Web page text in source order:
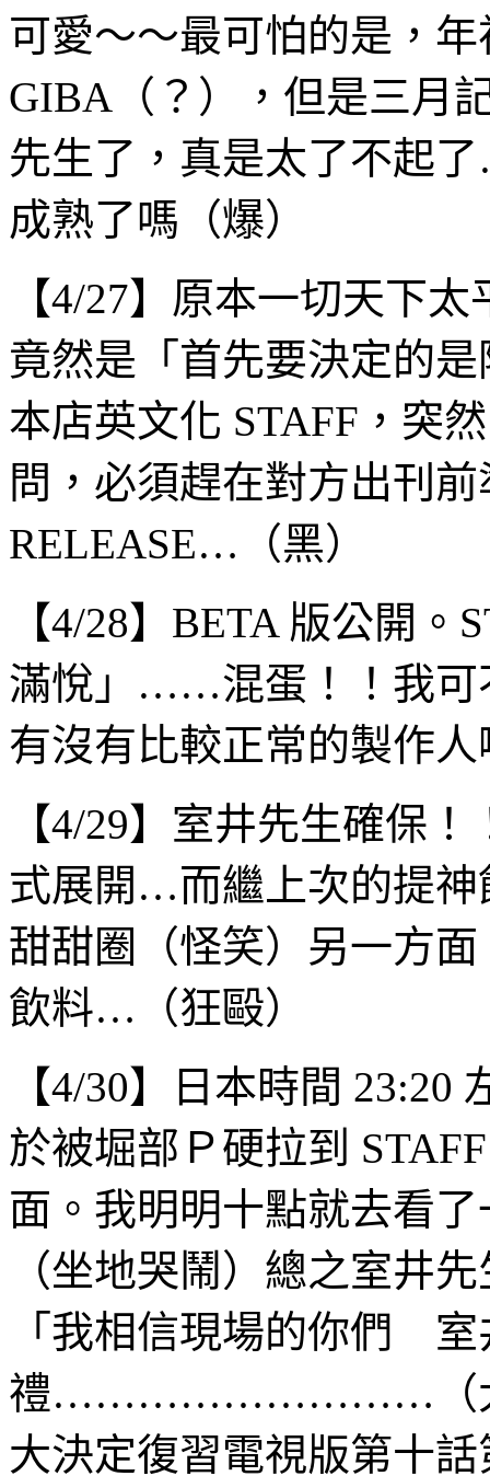
可愛～～最可怕的是，
GIBA（？），但是三月
先生了，真是太了不起
成熟了嗎（爆）
【4/27】原本一切天下
竟然是「首先要決定的
本店英文化 STAFF，突
問，必須趕在對方出刊前
RELEASE…（黑）
【4/28】BETA 版公開
滿悅」……混蛋！！我可
有沒有比較正常的製作
【4/29】室井先生確保
式展開…而繼上次的提神
甜甜圈（怪笑）另一方
飲料…（狂毆）
【4/30】日本時間
於被堀部Ｐ硬拉到
面。我明明十點就去看
（坐地哭鬧）總之室井
「我相信現場的你們
禮………………………（大哭
大決定復習電視版第十